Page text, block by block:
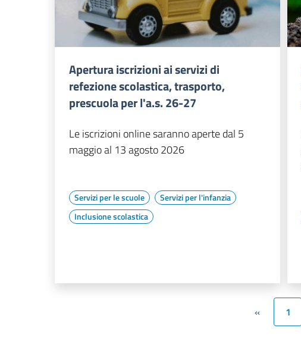
Apertura iscrizioni ai servizi di
refezione scolastica, trasporto,
prescuola per l'a.s. 26-27
Le iscrizioni online saranno aperte dal 5
maggio al 13 agosto 2026
Servizi per le scuole
Servizi per l'infanzia
Inclusione scolastica
« 1